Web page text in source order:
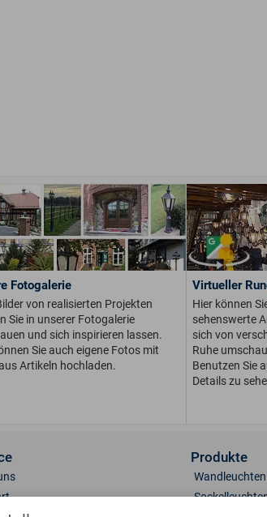
Fotogalerie
von realisierten Projekten
Sie in unserer Fotogalerie
und sich inspirieren lassen.
Sie auch eigene Fotos mit
Artikeln hochladen.
Virtueller
Hier können
sehenswerte
sich von
Ruhe
Benutzen Sie
Details zu
Produkte
Wandleuchten